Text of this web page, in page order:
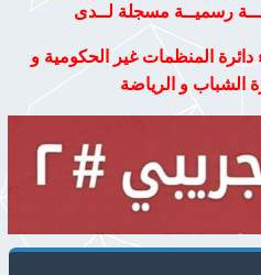
رسميــة مسجلة لــدى
دائرة المنظمات غير الحكومية و
الشباب و الرياضة